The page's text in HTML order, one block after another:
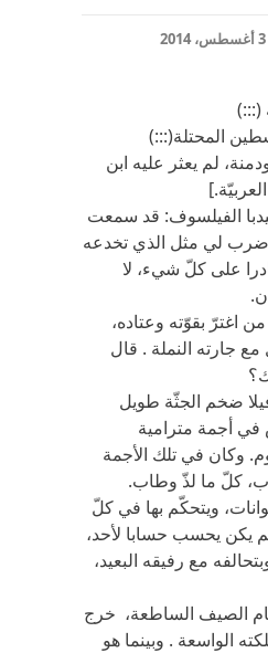
3 أغسطس، 2014
(:::)
المحتلة(:::)
لم يعثر عليه ابن
الفيلسوف: قد سمعت
لي مثل الذي تخدعه
على كلّ شيء، لا
اغترّ بقوّته وعتاده،
جارته النملة . قال
ضخم الجثّة طويل
أجمة مترامية
وكان في تلك الأجمة
كلّ ما لذّ وطاب.
ويتحكّم بها في كلّ
يكن يحسب حسابا لأحد،
مع رفيقه البعيد،
الصيف الساطعة، خرج
الواسعة . وبينما هو